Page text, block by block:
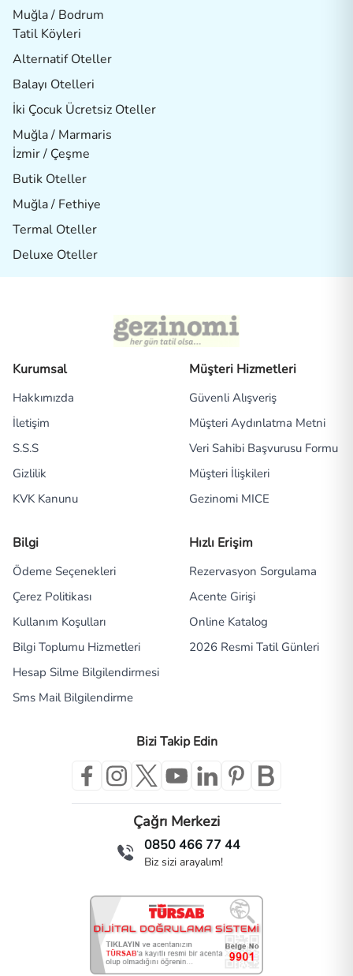
Muğla / Bodrum
Tatil Köyleri
Alternatif Oteller
Balayı Otelleri
İki Çocuk Ücretsiz Oteller
Muğla / Marmaris
İzmir / Çeşme
Butik Oteller
Muğla / Fethiye
Termal Oteller
Deluxe Oteller
Kurumsal
Hakkımızda
İletişim
S.S.S
Gizlilik
KVK Kanunu
Müşteri Hizmetleri
Güvenli Alışveriş
Müşteri Aydınlatma Metni
Veri Sahibi Başvurusu Formu
Müşteri İlişkileri
Gezinomi MICE
Bilgi
Ödeme Seçenekleri
Çerez Politikası
Kullanım Koşulları
Bilgi Toplumu Hizmetleri
Hesap Silme Bilgilendirmesi
Sms Mail Bilgilendirme
Hızlı Erişim
Rezervasyon Sorgulama
Acente Girişi
Online Katalog
2026 Resmi Tatil Günleri
Bizi Takip Edin
Çağrı Merkezi
0850 466 77 44
Biz sizi arayalım!